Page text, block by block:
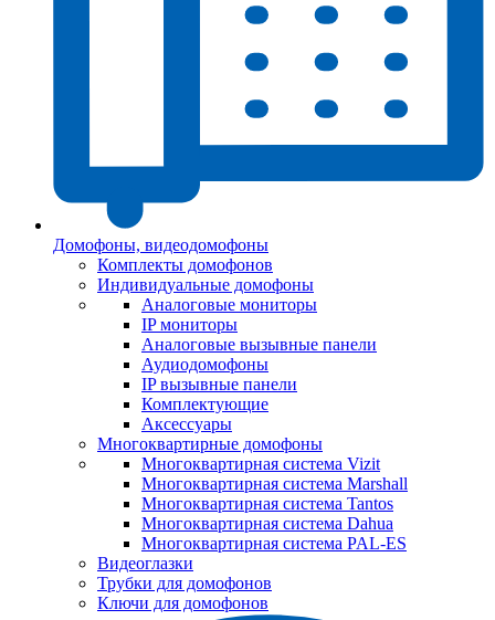
Домофоны, видеодомофоны
Комплекты домофонов
Индивидуальные домофоны
Аналоговые мониторы
IP мониторы
Аналоговые вызывные панели
Аудиодомофоны
IP вызывные панели
Комплектующие
Аксессуары
Многоквартирные домофоны
Многоквартирная система Vizit
Многоквартирная система Marshall
Многоквартирная система Tantos
Многоквартирная система Dahua
Многоквартирная система PAL-ES
Видеоглазки
Трубки для домофонов
Ключи для домофонов